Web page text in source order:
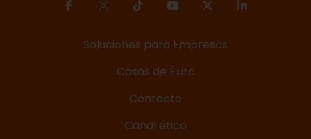
Soluciones para Empresas
Casos de Éxito
Contacto
Canal ético